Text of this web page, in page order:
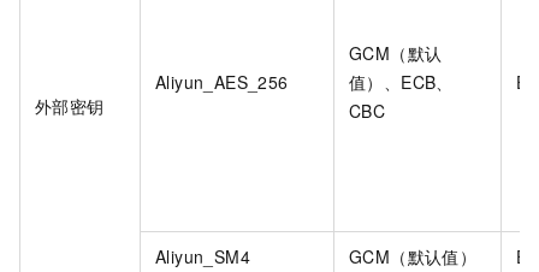
外部密钥
Aliyun_AES_256
GCM（默认
值）、ECB、
CBC
Aliyun_SM4 GCM（默认值）